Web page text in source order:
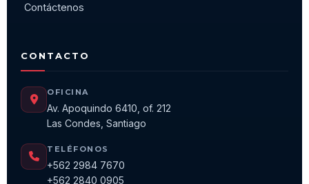
Contáctenos
CONTACTO
OFICINA
Av. Apoquindo 6410, of. 212
Las Condes, Santiago
TELÉFONOS
+562 2984 7670
+562 2840 0905